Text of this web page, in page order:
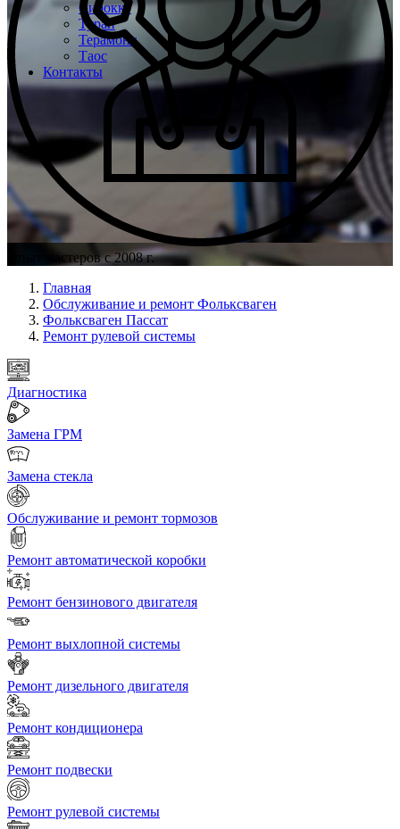
Сирокко
Туран
Терамонт
Таос
Контакты
Опыт мастеров с 2008 г.
Главная
Обслуживание и ремонт Фольксваген
Фольксваген Пассат
Ремонт рулевой системы
Диагностика
Замена ГРМ
Замена стекла
Обслуживание и ремонт тормозов
Ремонт автоматической коробки
Ремонт бензинового двигателя
Ремонт выхлопной системы
Ремонт дизельного двигателя
Ремонт кондиционера
Ремонт подвески
Ремонт рулевой системы